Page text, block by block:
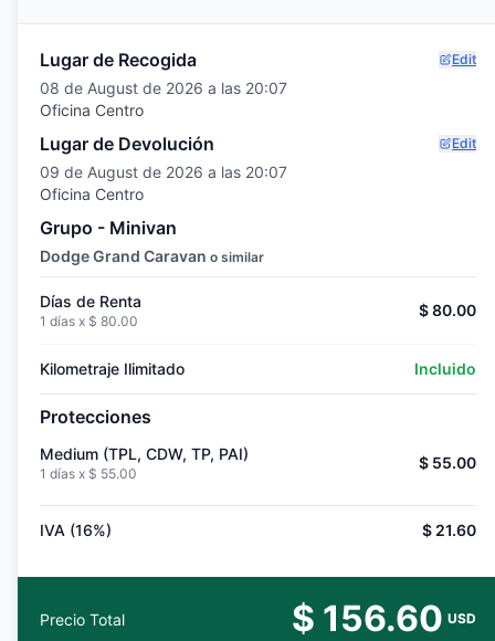
Lugar de Recogida Edit
08 de August de 2026 a las 20:07
Oficina Centro
Lugar de Devolución Edit
09 de August de 2026 a las 20:07
Oficina Centro
Grupo - Minivan
Dodge Grand Caravan o similar
Días de Renta
1 días x $ 80.00
$ 80.00
Kilometraje Ilimitado Incluido
Protecciones
Medium (TPL, CDW, TP, PAI)
1 días x $ 55.00
$ 55.00
IVA (16%) $ 21.60
Precio Total $ 156.60 USD